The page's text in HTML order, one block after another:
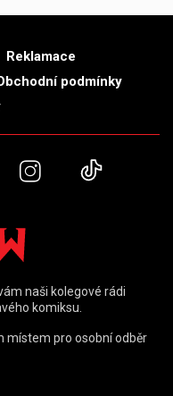
Reklamace
podmínky
Instagram
naši kolegové rádi
komiksu.
místem pro osobní odběr